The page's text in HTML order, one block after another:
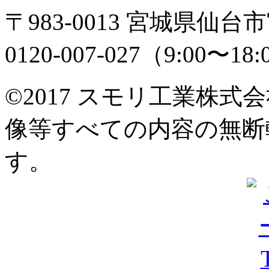
〒983-0013 宮城県仙台
0120-007-027（9:00〜
©︎2017 スモリ工業株式
像等すべての内容の無
す。